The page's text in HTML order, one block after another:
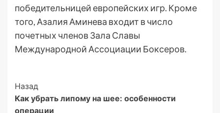
победительницей европейских игр. Кроме
того, Азалия Аминева входит в число
почетных членов Зала Славы
Международной Ассоциации Боксеров.
Post
Navigation
Назад
Как убрать липому на шее: особенности
операции